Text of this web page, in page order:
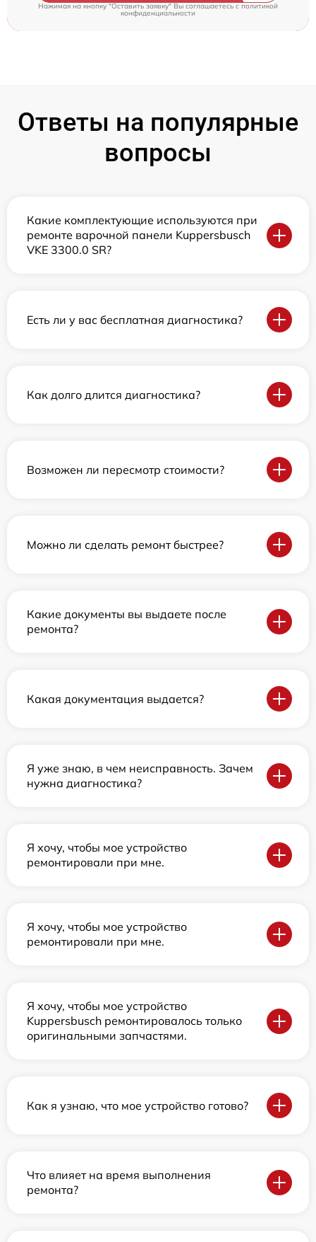
Нажимая на кнопку "Оставить заявку" Вы соглашаетесь c политикой
конфиденциальности
Ответы на популярные
вопросы
Какие комплектующие используются при
ремонте варочной панели Kuppersbusch
VKE 3300.0 SR?
Есть ли у вас бесплатная диагностика?
Как долго длится диагностика?
Возможен ли пересмотр стоимости?
Можно ли сделать ремонт быстрее?
Какие документы вы выдаете после
ремонта?
Какая документация выдается?
Я уже знаю, в чем неисправность. Зачем
нужна диагностика?
Я хочу, чтобы мое устройство
ремонтировали при мне.
Я хочу, чтобы мое устройство
ремонтировали при мне.
Я хочу, чтобы мое устройство
Kuppersbusch ремонтировалось только
оригинальными запчастями.
Как я узнаю, что мое устройство готово?
Что влияет на время выполнения
ремонта?